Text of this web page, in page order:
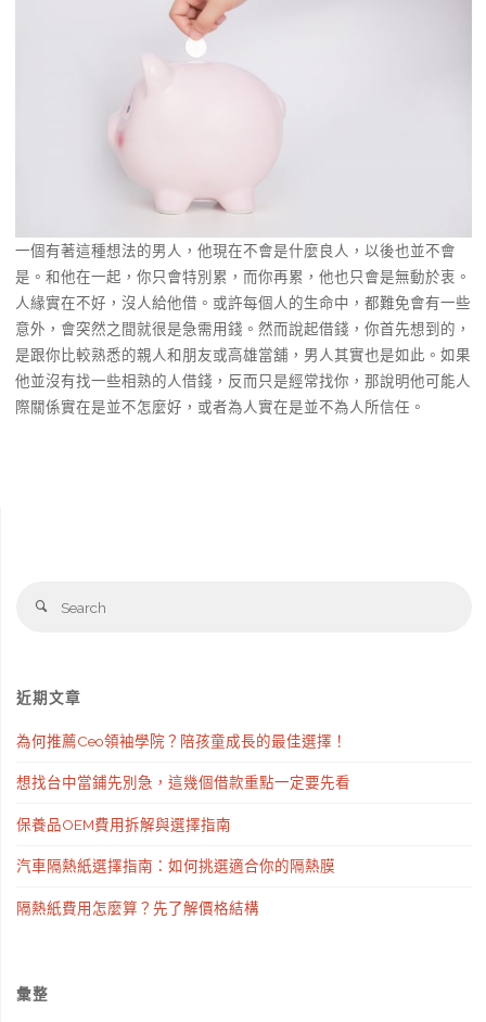
一個有著這種想法的男人，他現在不會是什麼良人，以後也並不會
是。和他在一起，你只會特別累，而你再累，他也只會是無動於衷。
人緣實在不好，沒人給他借。或許每個人的生命中，都難免會有一些
意外，會突然之間就很是急需用錢。然而說起借錢，你首先想到的，
是跟你比較熟悉的親人和朋友或高雄當舖，男人其實也是如此。如果
他並沒有找一些相熟的人借錢，反而只是經常找你，那說明他可能人
際關係實在是並不怎麼好，或者為人實在是並不為人所信任。
Search
近期文章
為何推薦Ceo領袖學院？陪孩童成長的最佳選擇！
想找台中當鋪先別急，這幾個借款重點一定要先看
保養品OEM費用拆解與選擇指南
汽車隔熱紙選擇指南：如何挑選適合你的隔熱膜
隔熱紙費用怎麼算？先了解價格結構
彙整